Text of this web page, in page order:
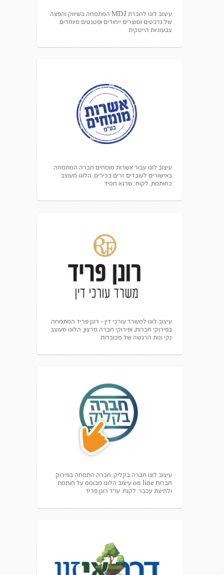
עיצוב לוגו לחברת MDJ המתמחה בשיווק והפצה
של גדג׳טים ומוצרים ייחודים ופטנטים מיוחדים.
צבעוניות הייטקית
עיצוב לוגו עבור אשרות מומחים חברה המתמחה
באישורים לעובדים זרים בכירים. הלוגו מעוצב
כחותמת. לקוח: שרגא חסיד
עיצוב לוגו למשרד עורכי דין - רונן פריד המתמחה
בפירוקי חברות, ופירוקי חברה מרצון. הלוגו מעוצב
נקי ונות הרגשה של מכובדות
עיצוב לוגו חברה בקליק. חברה התמחה בפירוק
חברות on line עיצוב הלוגו מבוסס על חותמת
ולחיצת עכבר. לקוח: עו״ד רונן פריד